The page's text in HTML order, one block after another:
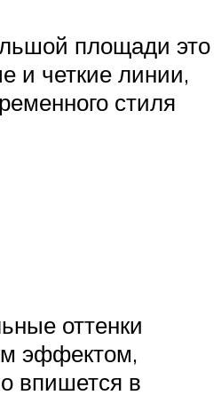
площади это
и четкие линии,
стиля
оттенки
эффектом,
впишется в